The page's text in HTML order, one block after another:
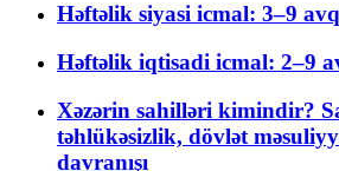
Həftəlik siyasi icmal: 3–9
Həftəlik iqtisadi icmal: 2–9
Xəzərin sahilləri kimindir?
təhlükəsizlik, dövlət
davranışı